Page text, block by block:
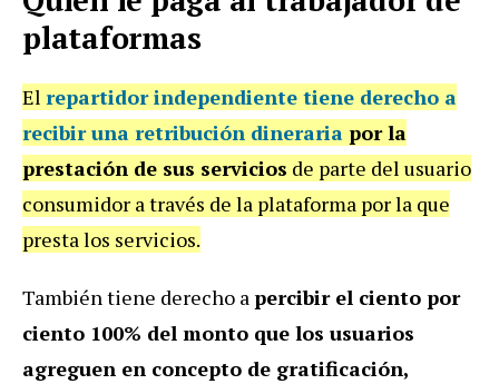
plataformas
El repartidor independiente tiene derecho a
recibir una retribución dineraria por la
prestación de sus servicios de parte del usuario
consumidor a través de la plataforma por la que
presta los servicios.
También tiene derecho apercibir el ciento por
ciento 100% del monto que los usuarios
agreguen en concepto de gratificación,